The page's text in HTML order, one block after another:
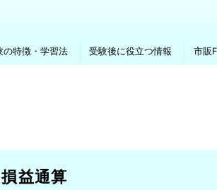
の特徴・学習法 受験後に役立つ情報 市販
益通算